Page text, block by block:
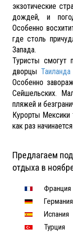
экзотические
дождей, и
Особенно
где столь
Запада.
Туристы смогут
дворцыТаиланда
Особенно
Сейшельских.
пляжей и
Курорты Мексики
как раз
Предлагаем
отдыха в
Франция
Германия
Испания
Турция